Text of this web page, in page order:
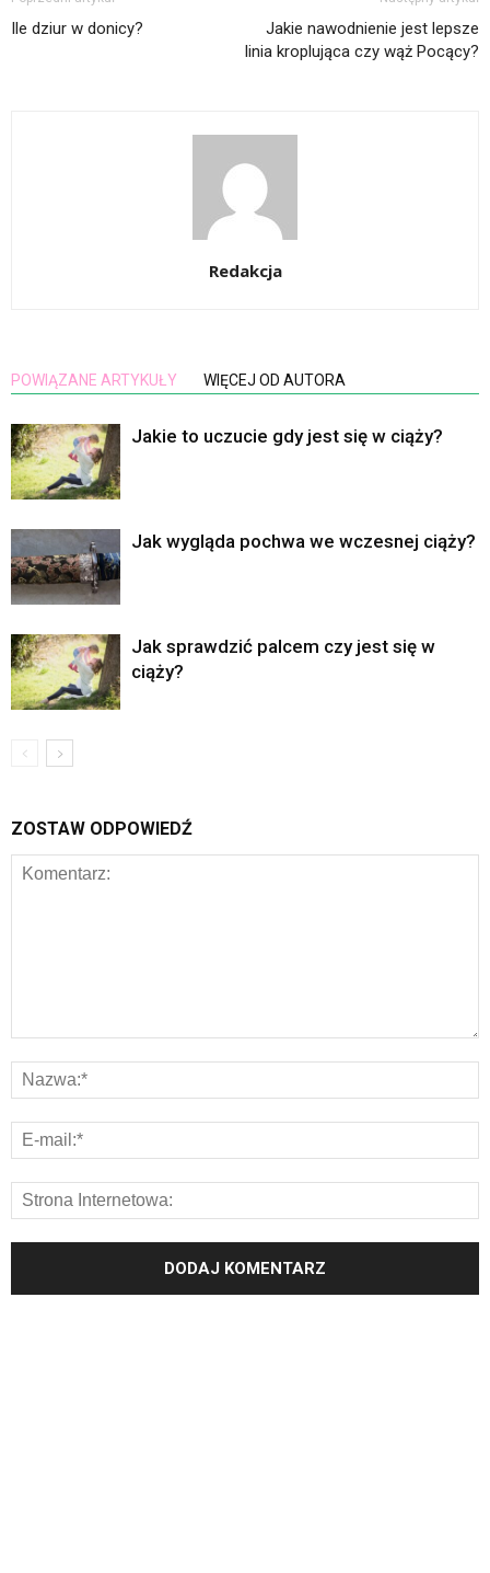
Ile dziur w donicy?
Jakie nawodnienie jest lepsze
linia kroplująca czy wąż Pocący?
Redakcja
POWIĄZANE ARTYKUŁY WIĘCEJ OD AUTORA
Jakie to uczucie gdy jest się w ciąży?
Jak wygląda pochwa we wczesnej ciąży?
Jak sprawdzić palcem czy jest się w
ciąży?
ZOSTAW ODPOWIEDŹ